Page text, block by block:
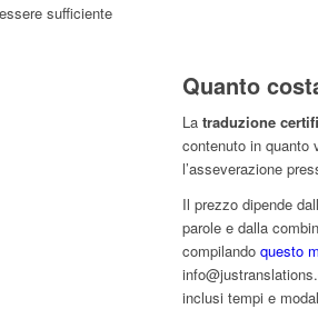
sufficiente
Quanto
Latraduzione
contenuto in quanto
l’asseverazione
Il prezzo dipende
parole e dalla
compilandoquesto
inclusi tempi e